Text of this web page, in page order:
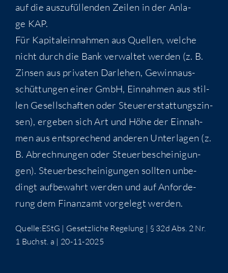
auf die aus­zu­fül­len­den Zei­len in der Anla­
ge KAP.
Für Kapi­tal­ein­nah­men aus Quel­len, wel­che
nicht durch die Bank ver­wal­tet wer­den (z. B.
Zin­sen aus pri­va­ten Dar­le­hen, Gewinn­aus­
schüt­tun­gen einer GmbH, Ein­nah­men aus stil­
len Gesell­schaf­ten oder Steu­er­erstat­tungs­zin­
sen), erge­ben sich Art und Höhe der Ein­nah­
men aus ent­spre­chend ande­ren Unter­la­gen (z.
B. Abrech­nun­gen oder Steu­er­be­schei­ni­gun­
gen). Steu­er­be­schei­ni­gun­gen soll­ten unbe­
dingt auf­be­wahrt wer­den und auf Anfor­de­
rung dem Finanz­amt vor­ge­legt werden.
Quelle:EStG | Gesetz­li­che Rege­lung | § 32d Abs. 2 Nr.
1 Buchst. a | 20-11-2025